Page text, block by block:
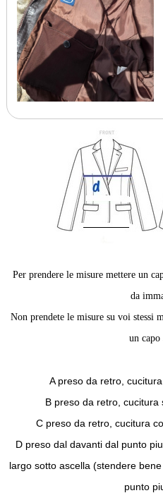
Per prendere le misure mettere un
da
Non prendete le misure su voi stessi
un
A preso da retro,
B preso da retro, cucitura
C preso da retro, cucitura
D preso dal davanti dal punto
largo sotto ascella (stendere
punto